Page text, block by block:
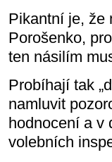
Pikantní je, že
Porošenko,
ten násilím
Probíhají tak
namluvit
hodnocení a v
volebních